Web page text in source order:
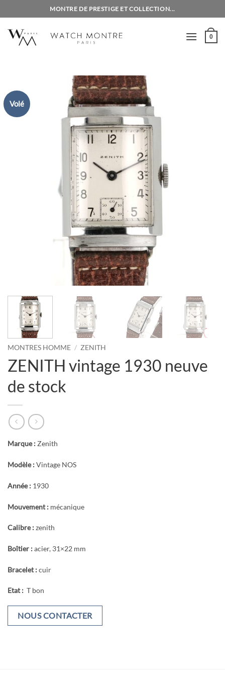
au
contenu
MONTRE DE PRESTIGE ET COLLECTION...
0
Volé
MONTRES HOMME / ZENITH
ZENITH vintage 1930 neuve
de stock
Marque :Zenith
Modèle :Vintage NOS
Année : 1930
Mouvement : mécanique
Calibre :zenith
Boîtier :acier, 31×22 mm
Bracelet :cuir
Etat : T bon
NOUS CONTACTER